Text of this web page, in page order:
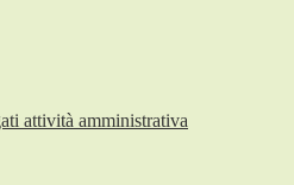
attività amministrativa